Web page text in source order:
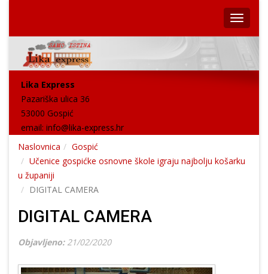
Lika Express
Pazariška ulica 36
53000 Gospić
email: info@lika-express.hr
Naslovnica
Gospić
Učenice gospićke osnovne škole igraju najbolju košarku
u županiji
DIGITAL CAMERA
DIGITAL CAMERA
Objavljeno: 21/02/2020